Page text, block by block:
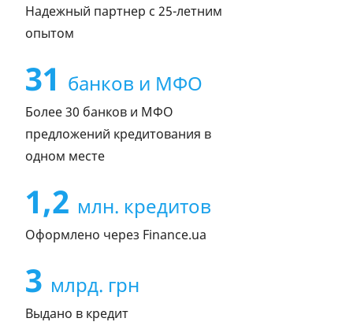
Надежный партнер с 25-летним
опытом
31 банков и МФО
Более 30 банков и МФО
предложений кредитования в
одном месте
1,2 млн. кредитов
Оформлено через Finance.ua
3 млрд. грн
Выдано в кредит